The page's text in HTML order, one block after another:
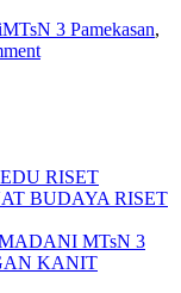
MTsN 3 Pamekasan,
RISET
BUDAYA RISET
MTsN 3
KANIT